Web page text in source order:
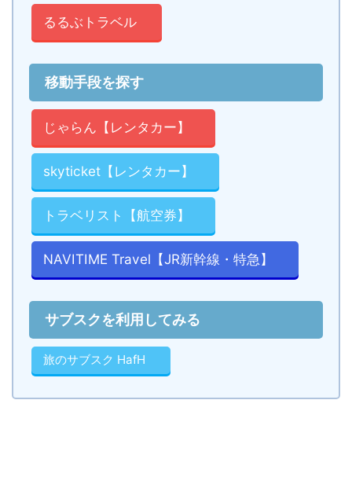
るるぶトラベル
移動手段を探す
じゃらん【レンタカー】
skyticket【レンタカー】
トラベリスト【航空券】
NAVITIME Travel【JR新幹線・特急】
サブスクを利用してみる
旅のサブスク HafH